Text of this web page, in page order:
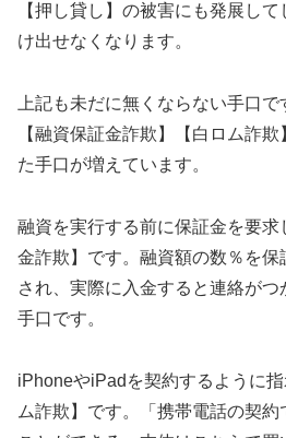
【押し貸し】の被害にも発展し
け出せなくなります。
上記も未だに無くならない手口
【融資保証金詐欺】【白ロム詐
た手口が増えています。
融資を実行する前に保証金を要
金詐欺】です。融資額の数％を保
され、実際に入金すると連絡が
手口です。
iPhoneやiPadを契約するように
ム詐欺】です。「携帯電話の契